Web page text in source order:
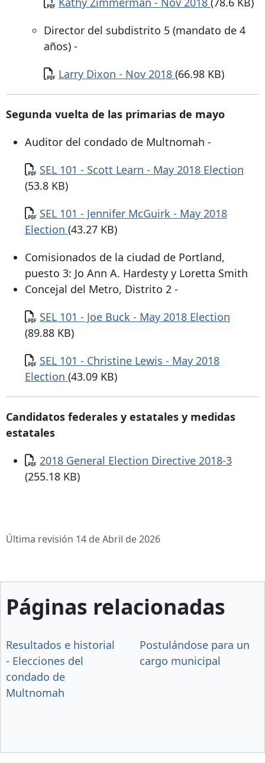
Director del subdistrito 5 (mandato de 4
años) -
Documento
Larry Dixon - Nov 2018 (66.98 KB)
Segunda vuelta de las primarias de mayo
Auditor del condado de Multnomah -
Documento
SEL 101 - Scott Learn - May 2018 Election
(53.8 KB)
Documento
SEL 101 - Jennifer McGuirk - May 2018
Election (43.27 KB)
Comisionados de la ciudad de Portland,
puesto 3: Jo Ann A. Hardesty y Loretta Smith
Concejal del Metro, Distrito 2 -
Documento
SEL 101 - Joe Buck - May 2018 Election
(89.88 KB)
Documento
SEL 101 - Christine Lewis - May 2018
Election (43.09 KB)
Candidatos federales y estatales y medidas
estatales
Documento
2018 General Election Directive 2018-3
(255.18 KB)
Última revisión 14 de Abril de 2026
Páginas relacionadas
Resultados e historial
- Elecciones del
condado de
Multnomah
Postulándose para un
cargo municipal